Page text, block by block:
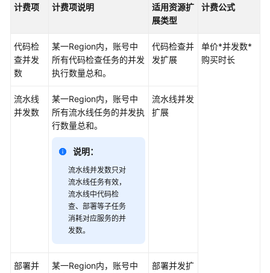
计
述
模
式
数
计费项 计费项说明
适用资源扩
展类型
计费公式
代码检
查并发
数
某一Region内，账号中
所有代码检查任务的并发
执行数量总和。
代码检查并
发扩展
单价*并发数*
购买时长
流水线
并发数
某一Region内，账号中
所有流水线任务的并发执
行数量总和。
说明：
流水线并发数只对
流水线任务有效，
流水线中代码检
查、部署等子任务
消耗对应服务的并
发数。
流水线并发
扩展
部署并
某一Region内，账号中
部署并发扩